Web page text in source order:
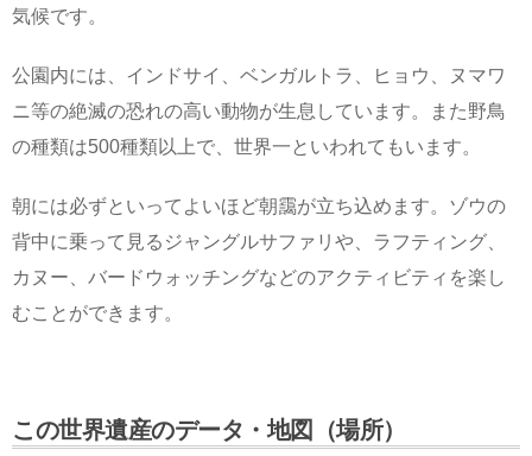
気候です。
公園内には、インドサイ、ベンガルトラ、ヒョウ、ヌマワ
ニ等の絶滅の恐れの高い動物が生息しています。また野鳥
の種類は500種類以上で、世界一といわれてもいます。
朝には必ずといってよいほど朝靄が立ち込めます。ゾウの
背中に乗って見るジャングルサファリや、ラフティング、
カヌー、バードウォッチングなどのアクティビティを楽し
むことができます。
この世界遺産のデータ・地図（場所）